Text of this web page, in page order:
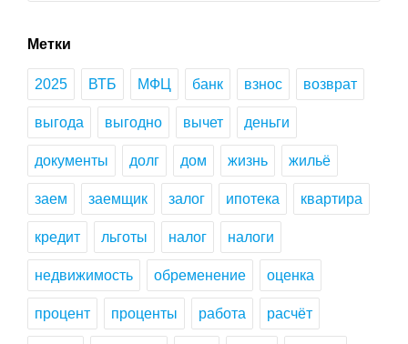
кредита
для
будущих
домовладельцев
Метки
2025 ВТБ МФЦ банк взнос возврат
выгода выгодно вычет деньги
документы долг дом жизнь жильё
заем заемщик залог ипотека квартира
кредит льготы налог налоги
недвижимость обременение оценка
процент проценты работа расчёт